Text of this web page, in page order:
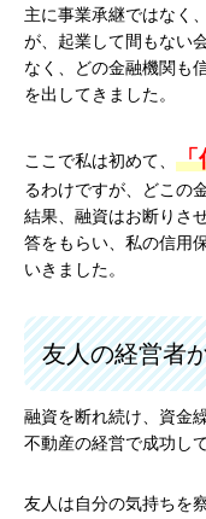
主に事業承継ではなく
が、起業して間もない
なく、どの金融機関も
を出してきました。
ここで私は初めて、 「
るわけですが、どこの
結果、融資はお断りさ
答をもらい、私の信用
いきました。
友人の経営者
融資を断れ続け、資金
不動産の経営で成功し
友人は自分の気持ちを